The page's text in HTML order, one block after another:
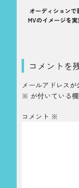
オーディションで
MVのイメージを
コメントを
メールアドレスが
※ が付いている
コメント ※